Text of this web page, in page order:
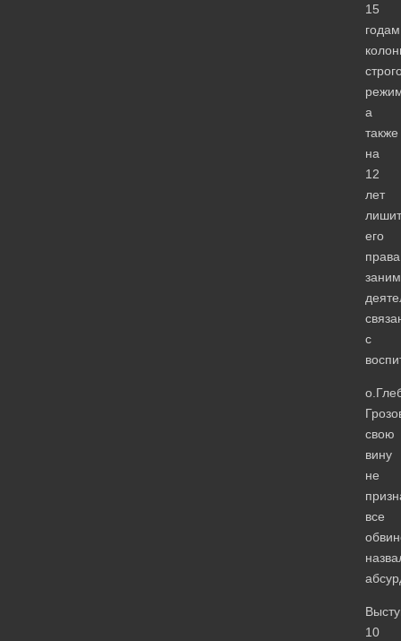
15
годам
а
также
на
12
лет
его
права
с
свою
вину
не
все
10